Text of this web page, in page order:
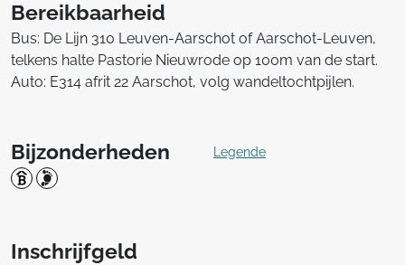
Bereikbaarheid
Bus: De Lijn 310 Leuven-Aarschot of Aarschot-Leuven,
telkens halte Pastorie Nieuwrode op 100m van de start.
Auto: E314 afrit 22 Aarschot, volg wandeltochtpijlen.
Bijzonderheden Legende
Inschrijfgeld